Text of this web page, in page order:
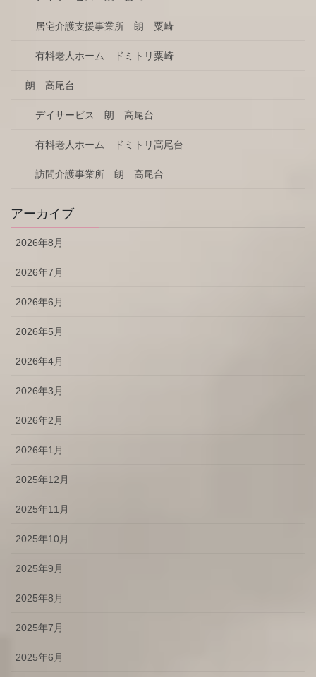
居宅介護支援事業所 朗 粟崎
有料老人ホーム ドミトリ粟崎
朗 高尾台
デイサービス 朗 高尾台
有料老人ホーム ドミトリ高尾台
訪問介護事業所 朗 高尾台
アーカイブ
2026年8月
2026年7月
2026年6月
2026年5月
2026年4月
2026年3月
2026年2月
2026年1月
2025年12月
2025年11月
2025年10月
2025年9月
2025年8月
2025年7月
2025年6月